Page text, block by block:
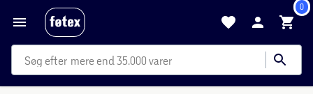
0
mere end 35.000 varer